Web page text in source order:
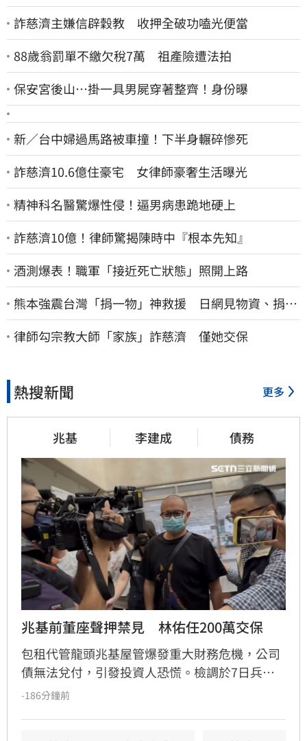
詐慈濟主嫌信辟穀教 收押全破功嗑光便當
88歲翁罰單不繳欠稅7萬 祖產險遭法拍
保安宮後山…掛一具男屍穿著整齊！身份曝
新／台中婦過馬路被車撞！下半身輾碎慘死
詐慈濟10.6億住豪宅 女律師豪奢生活曝光
精神科名醫驚爆性侵！逼男病患跪地硬上
詐慈濟10億！律師驚揭陳時中『根本先知』
酒測爆表！職軍「接近死亡狀態」照開上路
熊本強震台灣「捐一物」神救援 日網見物資、捐款
喊：給台灣統治算了
律師勾宗教大師「家族」詐慈濟 僅她交保
熱搜新聞 更多
兆基 李建成 債務
兆基前董座聲押禁見　林佑任200萬交保
包租代管龍頭兆基屋管爆發重大財務危機，公司
債無法兌付，引發投資人恐慌。檢調於7日兵分
多路搜索，約談前董事長李建成及共同創辦人林
-186分鐘前